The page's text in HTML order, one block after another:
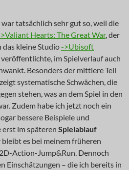
tatsächlich sehr gut so, weil die
Hearts: The Great War, der
das kleine Studio->Ubisoft
im Spielverlauf auch
Besonders der mittlere Teil
systematische Schwächen, die
stehen, was an dem Spiel in den
Zudem habe ich jetzt noch ein
bessere Beispiele und
erst im späteren Spielablauf
es bei meinem früheren
Action-Jump&Run. Dennoch
Einschätzungen – die ich bereits in